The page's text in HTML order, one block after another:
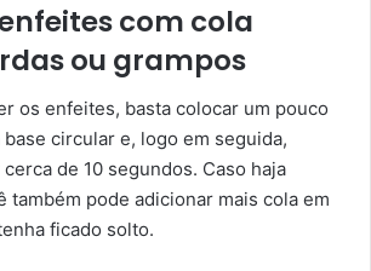
com cola
ou grampos
os enfeites, basta colocar um pouco
circular e, logo em seguida,
de 10 segundos. Caso haja
também pode adicionar mais cola em
ficado solto.